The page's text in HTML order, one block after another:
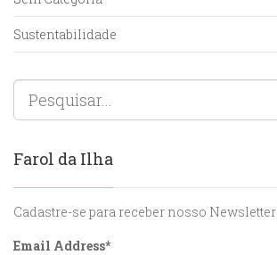
Sustentabilidade
Farol da Ilha
Cadastre-se para receber nosso Newsletter
Email Address*